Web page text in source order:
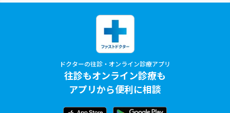
ドクターの往診・オンライン診療アプリ
往診もオンライン診療も
アプリから便利に相談